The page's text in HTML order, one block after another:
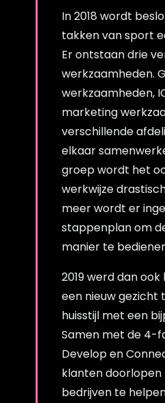
In 2018 wordt
takken van sport
Er ontstaan drie
werkzaamheden.
werkzaamheden,
marketing
verschillende
elkaar
groep wordt het
werkwijze
meer wordt er
stappenplan om
manier te
2019 werd dan
een nieuw gezicht
huisstijl met een
Samen met de 4-
Develop en
klanten doorlopen
bedrijven te